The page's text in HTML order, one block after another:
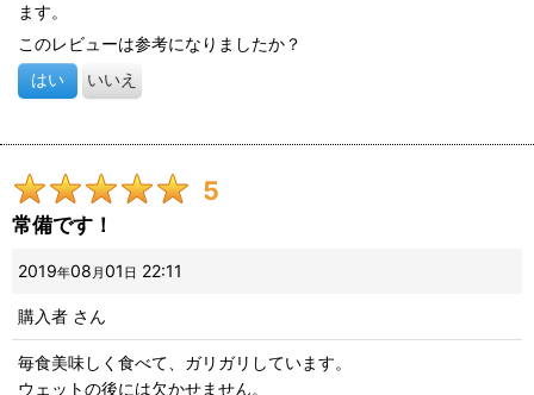
ます。
このレビューは参考になりましたか？
はい いいえ
5
常備です！
2019年08 月 01 日 22:11
購入者 さん
毎食美味しく食べて、ガリガリしています。
ウェットの後には欠かせません。